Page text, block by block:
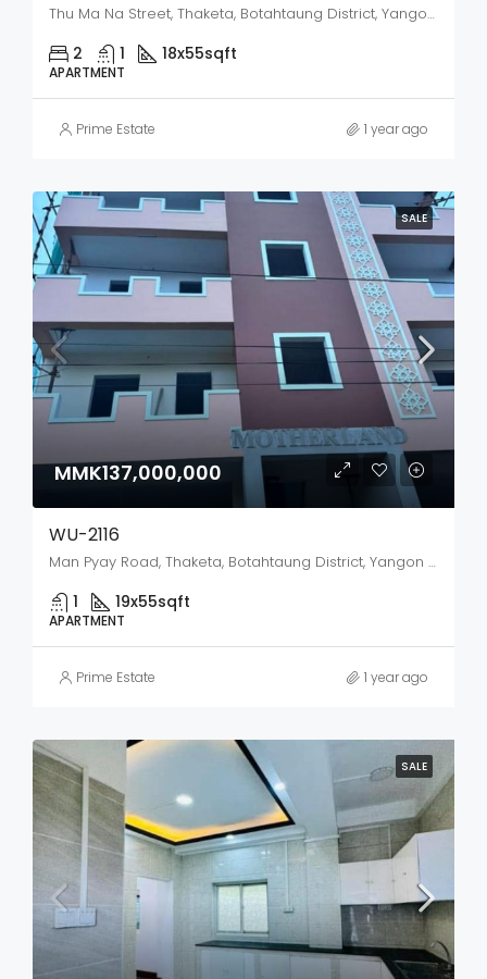
Thu Ma Na Street, Thaketa, Botahtaung District, Yangon City, Yangon, 11321, Myanmar
2 1 18x55sqft
APARTMENT
Prime Estate 1 year ago
SALE
MMK137,000,000
WU-2116
Man Pyay Road, Thaketa, Botahtaung District, Yangon City, Yangon, 11321, Myanmar
1 19x55sqft
APARTMENT
Prime Estate 1 year ago
SALE